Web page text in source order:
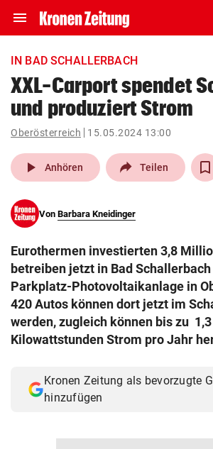
menu Navigation
ein-/ausklappen
account_circle Anmelden
pin_drop
Wien
search
eingeben
© Krone Multimedia GmbH & Co KG 2026
Muthgasse 2, 1190 Wien
IN BAD SCHALLERBACH
XXL-Carport spendet
und produziert Strom
Oberösterreich 15.05.2024 13:00
play_arrow Anhören Teilen
Von Barbara Kneidinger
Eurothermen investierten 3,8
betreiben jetzt in Bad
Parkplatz-Photovoltaikanlage in
420 Autos können dort jetzt im
werden, zugleich können bis zu
Kilowattstunden Strom pro Jahr
Kronen Zeitung als bevorzugte
hinzufügen